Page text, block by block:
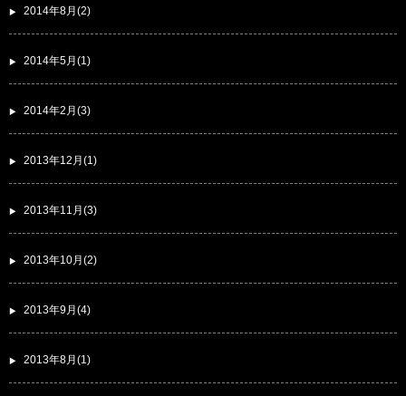
2014年8月(2)
2014年5月(1)
2014年2月(3)
2013年12月(1)
2013年11月(3)
2013年10月(2)
2013年9月(4)
2013年8月(1)